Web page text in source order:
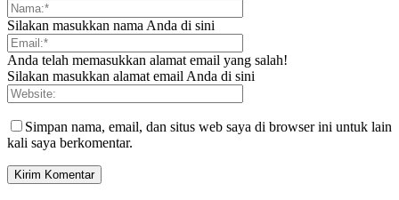
Silakan masukkan nama Anda di sini
Anda telah memasukkan alamat email yang salah!
Silakan masukkan alamat email Anda di sini
Simpan nama, email, dan situs web saya di browser ini untuk lain
kali saya berkomentar.